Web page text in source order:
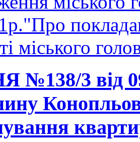
міського
3 від